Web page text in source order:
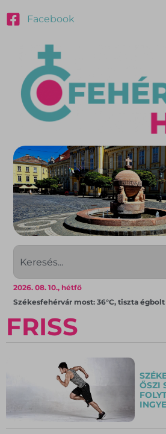
Facebook
2026. 08. 10., hétfő
Székesfehérvár most: 36°C, tiszta égbolt
FRISS
ŐSZI